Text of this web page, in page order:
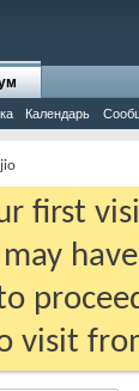
Календарь
first
visit